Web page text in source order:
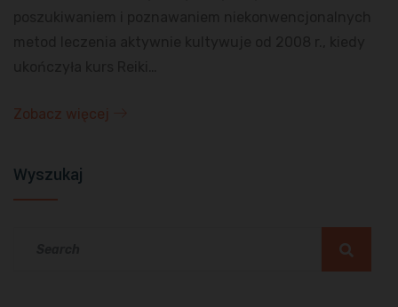
Zobacz więcej
Wyszukaj